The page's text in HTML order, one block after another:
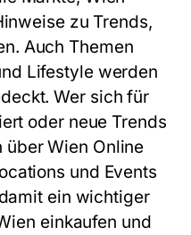
zu Trends,
Auch Themen
Lifestyle werden
Wer sich für
oder neue Trends
über Wien Online
und Events
ein wichtiger
einkaufen und